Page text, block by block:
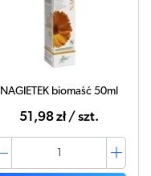
NAGIETEK biomaść 50ml
51,98 zł / szt.